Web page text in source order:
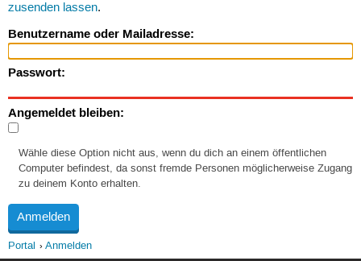
zusenden lassen.
Benutzername oder Mailadresse:
Passwort:
Angemeldet bleiben:
Wähle diese Option nicht aus, wenn du dich an einem öffentlichen
Computer befindest, da sonst fremde Personen möglicherweise Zugang
zu deinem Konto erhalten.
Portal Anmelden